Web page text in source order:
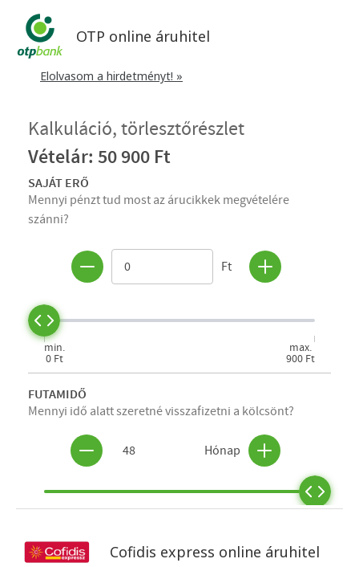
OTP online áruhitel
Elolvasom a hirdetményt! »
Cofidis express online áruhitel